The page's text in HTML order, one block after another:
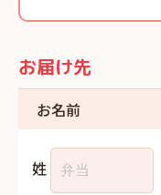
お届け先
お名前
姓